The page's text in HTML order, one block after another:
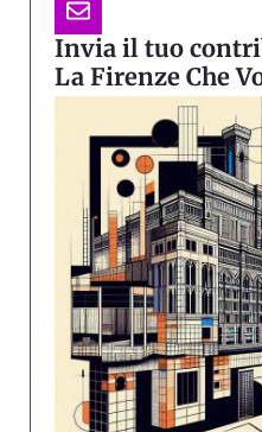
Invia il tuo
La Firenze Che